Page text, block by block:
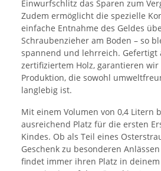
Einwurfschlitz das Sparen zum
Zudem ermöglicht die spezielle
einfache Entnahme des Geldes
Schraubenzieher am Boden – so
spannend und lehrreich. Gefertigt
zertifiziertem Holz, garantieren
Produktion, die sowohl
langlebig ist.
Mit einem Volumen von 0,4 Litern
ausreichend Platz für die ersten
Kindes. Ob als Teil eines
Geschenk zu besonderen
findet immer ihren Platz in